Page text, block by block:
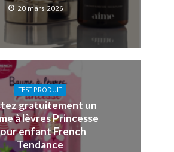
20 mars 2026
TEST PRODUIT
gratuitement un
à lèvres Princesse
enfant French
Tendance